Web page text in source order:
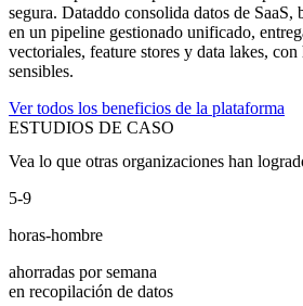
segura. Dataddo consolida datos de SaaS,
en un pipeline gestionado unificado,
vectoriales, feature stores y data lakes,
sensibles.
Ver todos los beneficios de la plataforma
ESTUDIOS DE CASO
Vea lo que otras organizaciones han
5-9
horas-hombre
ahorradas por semana
en recopilación de datos